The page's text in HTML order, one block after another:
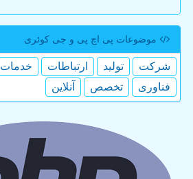
موضوعات پی اچ پی و جی كوئری
شركت تولید ارتباطات خدمات
فناوری
تخصص آنلاین